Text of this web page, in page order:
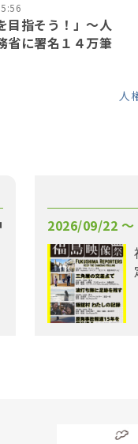
目指そう！」〜人
省に署名１４万筆
人
2026/09/22